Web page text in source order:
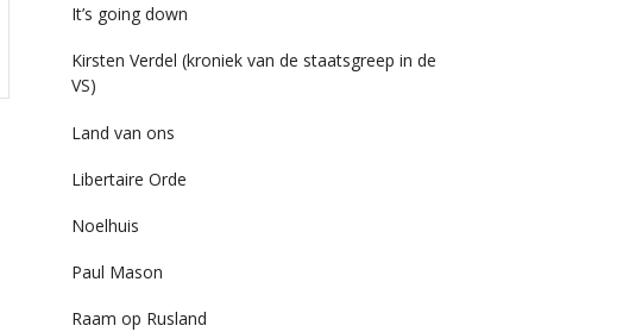
It’s going down
Kirsten Verdel (kroniek van de staatsgreep in de
VS)
Land van ons
Libertaire Orde
Noelhuis
Paul Mason
Raam op Rusland